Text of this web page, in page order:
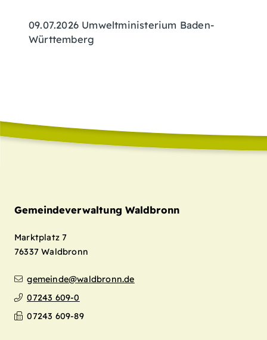
09.07.2026 Umweltministerium Baden-
Württemberg
Gemeindeverwaltung Waldbronn
Marktplatz 7
76337 Waldbronn
gemeinde@waldbronn.de
07243 609-0
07243 609-89